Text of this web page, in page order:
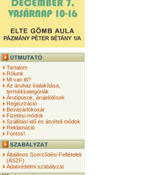
Tartalom
Rólunk
Mi van itt?
Az áruház kialakítása,
termékkategóriák
Árutípusok, árujelölések
Regisztráció
Bevásárlókosár
Fizetési módok
Szállítási idő és átvételi módok
Reklamáció
Fontos!
Általános Szerződési Feltételek
(ÁSZF)
Adatvédelmi szabályzat